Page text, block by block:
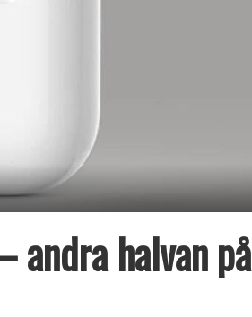
andra halvan på